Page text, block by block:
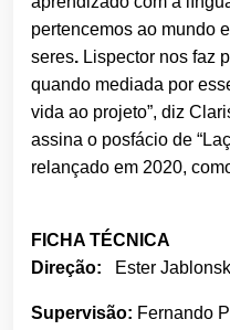
pertencemos ao mundo
seres. Lispector nos faz
quando mediada por
vida ao projeto”, diz
assina o posfácio de
relançado em 2020,
FICHA TÉCNICA
Direção: Ester
Supervisão: Fernando